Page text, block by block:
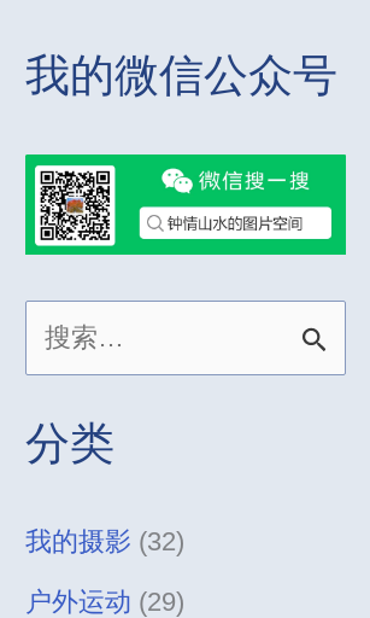
我的微信公众号
搜
索
：
分类
我的摄影 (32)
户外运动 (29)